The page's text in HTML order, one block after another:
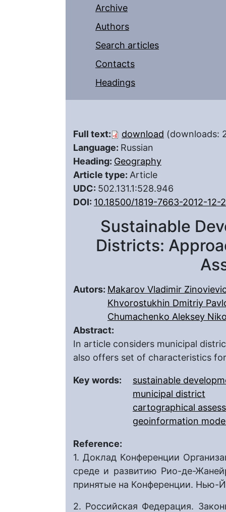
Archive
Authors
Search articles
Contacts
Headings
Full text: download (downloads:
Language: Russian
Heading: Geography
Article type: Article
UDC: 502.131.1:528.946
DOI: 10.18500/1819-7663-2012-12-
Sustainable
Districts:
Autors: Makarov Vladimir
Khvorostukhin Dmitriy
Chumachenko Aleksey
Abstract:
In article considers municipal
also offers set of characteristics
Key words:
sustainable
municipal district
cartographical
geoinformation
Reference:
1. Доклад Конференции
среде и развитию Рио-де-
принятые на Конференции. Нью-
2. Российская Федерация.